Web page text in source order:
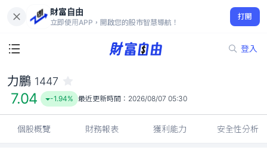
財富自由
立即使用APP，開啟您的股市智慧導航！
打開
登入
7.04
-1.94%
力鵬 1447
7.04 -1.94% 最近更新時間： 2026/08/07 05:30
個股概覽 財務報表 獲利能力 安全性分析